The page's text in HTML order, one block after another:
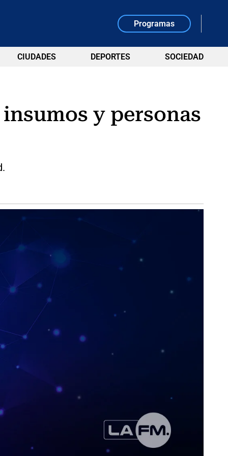
Programas
CIUDADES DEPORTES SOCIEDAD
y personas